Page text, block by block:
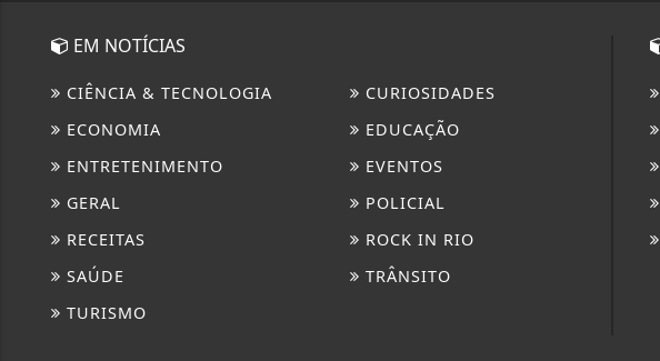
EM NOTÍCIAS
CIÊNCIA & TECNOLOGIA
CURIOSIDADES
ECONOMIA
EDUCAÇÃO
ENTRETENIMENTO
EVENTOS
GERAL
POLICIAL
RECEITAS
ROCK IN RIO
SAÚDE
TRÂNSITO
TURISMO